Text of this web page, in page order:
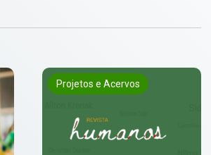
Projetos e Acervos